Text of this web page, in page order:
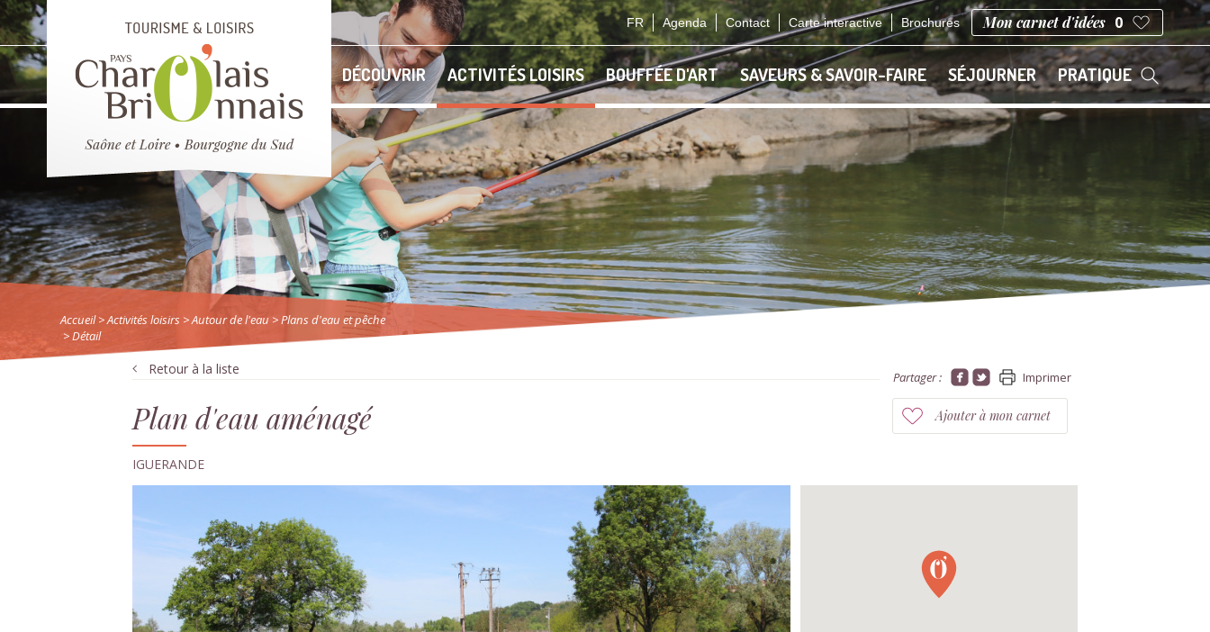
FR Agenda Contact Carte interactive Brochures Mon carnet d'idées 0
DÉCOUVRIR ACTIVITÉS LOISIRS BOUFFÉE D'ART SAVEURS & SAVOIR-FAIRE SÉJOURNER PRATIQUE
Accueil> Activités loisirs >Autour de l'eau >Plans d'eau et pêche
> Détail
Retour à la liste Partager : Imprimer
Plan d'eau aménagé
IGUERANDE
Ajouter à mon carnet